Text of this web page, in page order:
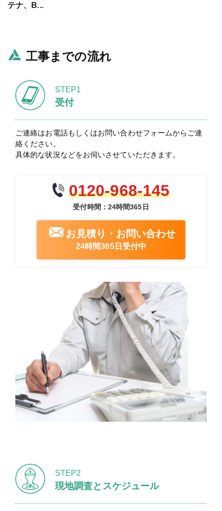
テナ、B...
工事までの流れ
受付
STEP1
ご連絡はお電話もしくはお問い合わせフォームからご連
絡ください。
具体的な状況などをお伺いさせていただきます。
0120-968-145
受付時間：24時間365日
お見積り・お問い合わせ
24時間365日受付中
現地調査とスケジュール
STEP2